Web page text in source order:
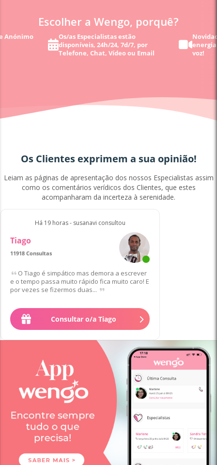
Escolher a Wengo, porquê?
Anónimo
Os/as Especialistas estão
disponíveis, 24h/24, 7d/7, por
Telefone, Chat, Vídeo ou Email
voz!
Os Clientes exprimem a sua opinião!
Leiam as páginas de apresentação dos nossos Especialistas assim
como os comentários verídicos dos Clientes, que estes
acompanharam da incerteza à serenidade.
Há 19 horas - susanavi consultou
Tiago
11918 Consultas
Favorito/a de 64 Clientes
O Tiago é simpático mas demora a escrever
e o tempo passa muito rápido fica muito caro! E
por vezes se fizermos duas...
Consultar o/a Tiago